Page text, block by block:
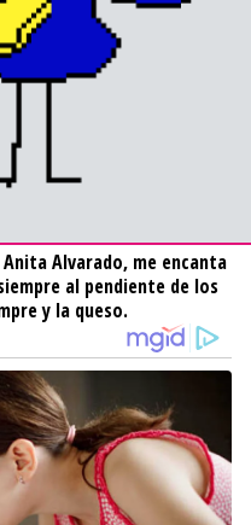
Alvarado, me encanta
al pendiente de los
y la queso.